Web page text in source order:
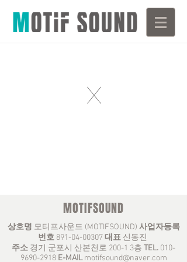
X
MOTIFSOUND
상호명 모티프사운드 (MOTIFSOUND) 사업자등록
번호 891-04-00307대표 신동진
주소 경기 군포시 산본천로 200-1 3층 TEL. 010-
9690-2918 E-MAIL motifsound@naver.com